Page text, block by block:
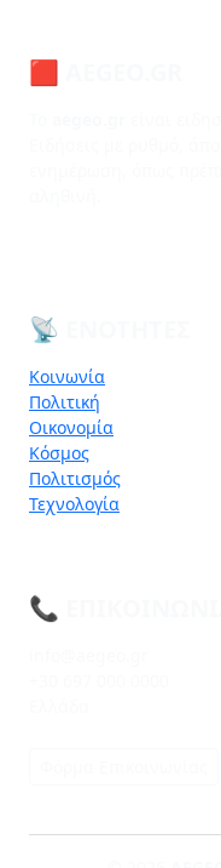
🟥 AEGEO.GR
📡 ΕΝΌΤΗΤΕΣ
Κοινωνία
Πολιτική
Οικονομία
Κόσμος
Πολιτισμός
Τεχνολογία
📞 ΕΠΙΚΟΙΝΩΝΊΑ